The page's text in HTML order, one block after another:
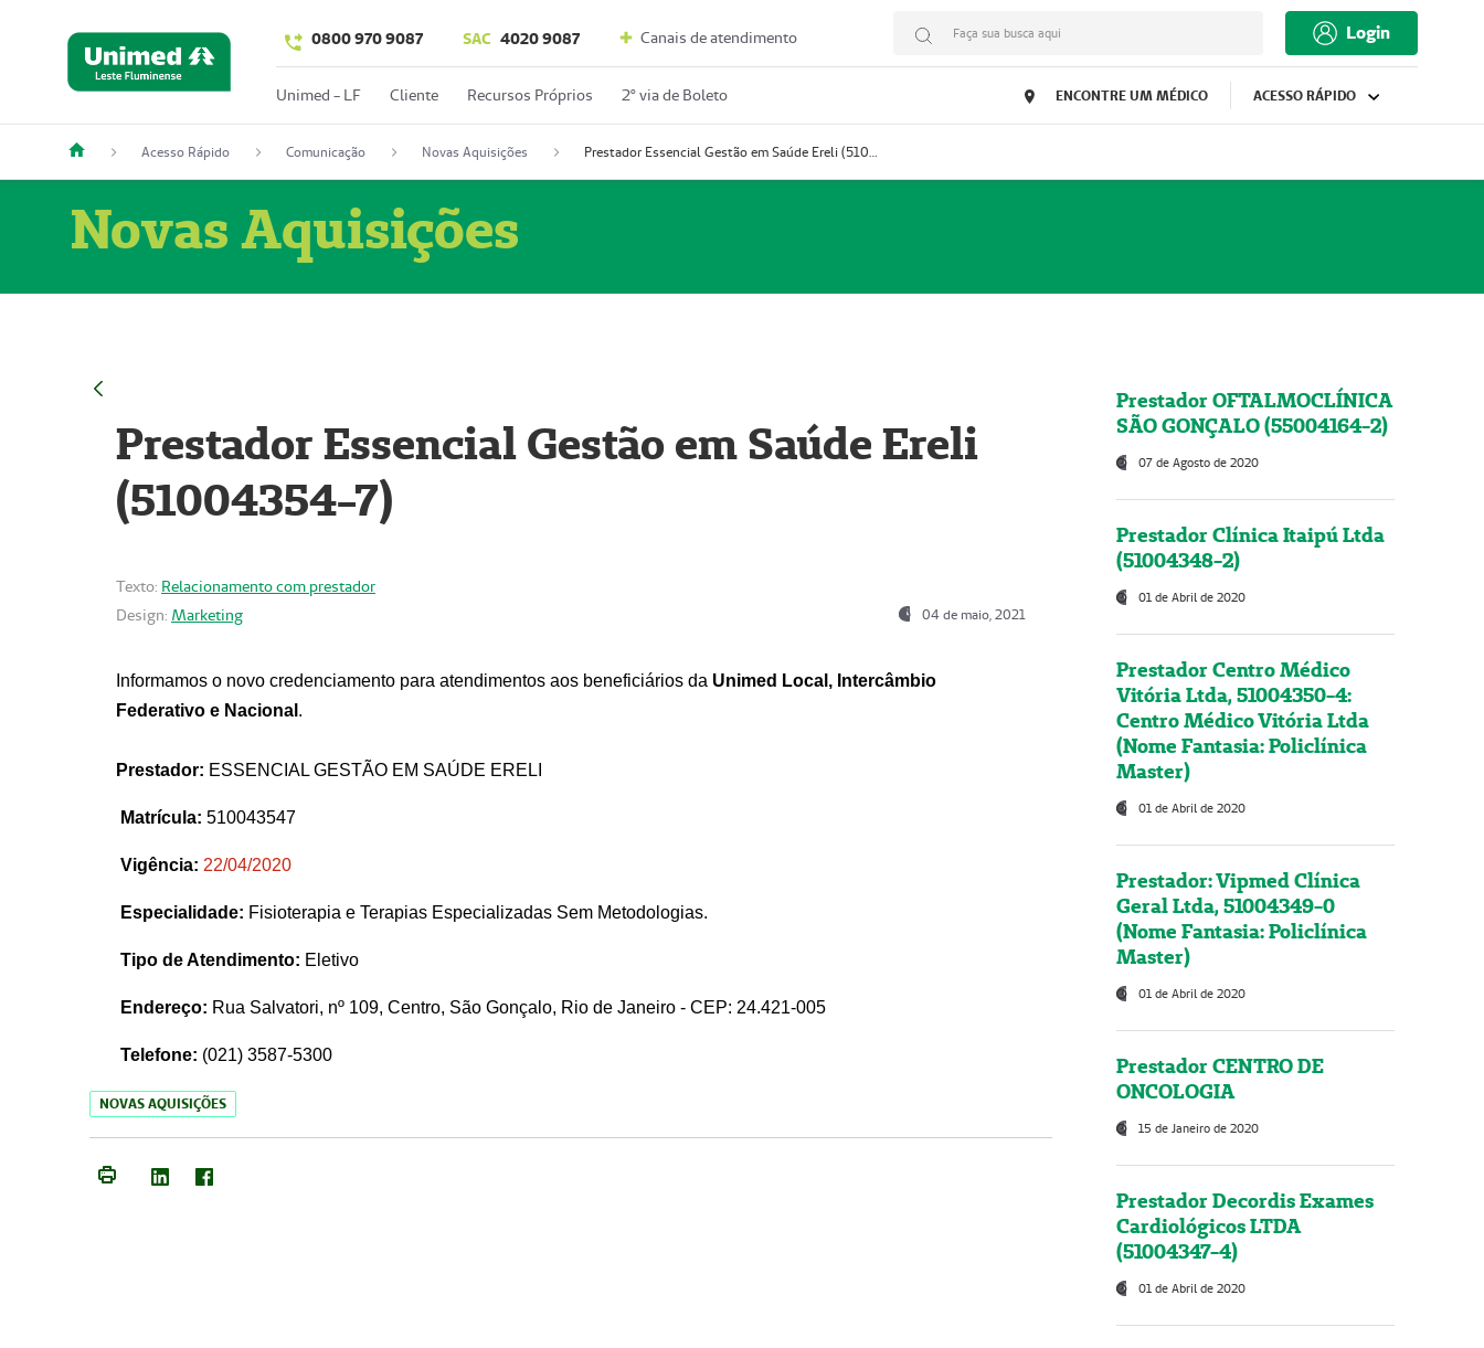
0800 970 9087 SAC 4020 9087 Canais de atendimento Faça sua busca aqui Login
Unimed - LF Cliente Recursos Próprios 2º via de Boleto ENCONTRE UM MÉDICO ACESSO RÁPIDO
Acesso Rápido Comunicação Novas Aquisições Prestador Essencial Gestão em Saúde Ereli (51004354-7)
Novas Aquisições
Prestador Essencial Gestão em Saúde Ereli
(51004354-7)
Texto: Relacionamento com prestador
Design: Marketing 04 de maio, 2021
Informamos o novo credenciamento para atendimentos aos beneficiários da Unimed Local, Intercâmbio
Federativo e Nacional .
Prestador: ESSENCIAL GESTÃO EM SAÚDE ERELI
Matrícula: 510043547
Vigência: 22/04/2020
Especialidade: Fisioterapia e Terapias Especializadas Sem Metodologias.
Tipo de Atendimento: Eletivo
Endereço: Rua Salvatori, nº 109, Centro, São Gonçalo, Rio de Janeiro - CEP: 24.421-005
Telefone: (021) 3587-5300
NOVAS AQUISIÇÕES
Prestador OFTALMOCLÍNICA
SÃO GONÇALO (55004164-2)
07 de Agosto de 2020
Prestador Clínica Itaipú Ltda
(51004348-2)
01 de Abril de 2020
Prestador Centro Médico
Vitória Ltda, 51004350-4:
Centro Médico Vitória Ltda
(Nome Fantasia: Policlínica
Master)
01 de Abril de 2020
Prestador: Vipmed Clínica
Geral Ltda, 51004349-0
(Nome Fantasia: Policlínica
Master)
01 de Abril de 2020
Prestador CENTRO DE
ONCOLOGIA
15 de Janeiro de 2020
Prestador Decordis Exames
Cardiológicos LTDA
(51004347-4)
01 de Abril de 2020